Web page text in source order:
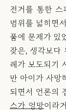
전거를 통한 스
범위를 넓히면
품에 문제가 있
잦은, 생각보다
례가 보도되기
만 아이가 사망
되면서 언론의
스가 엉망이라